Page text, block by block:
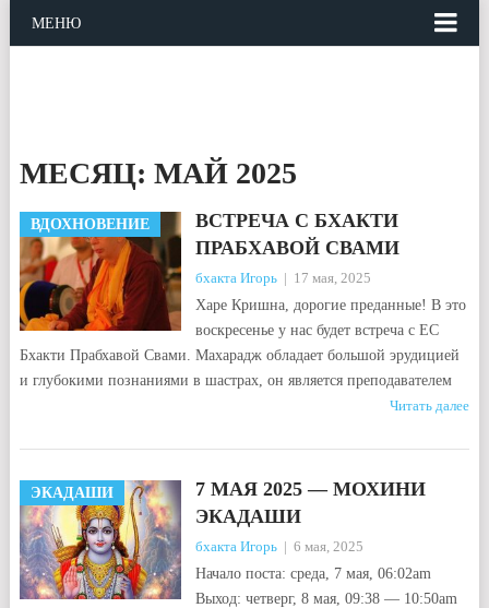
МЕНЮ
МЕСЯЦ: МАЙ 2025
ВДОХНОВЕНИЕ
ВСТРЕЧА С БХАКТИ
ПРАБХАВОЙ СВАМИ
бхакта Игорь | 17 мая, 2025
Харе Кришна, дорогие преданные! В это
воскресенье у нас будет встреча с ЕС
Бхакти Прабхавой Свами. Махарадж обладает большой эрудицией
и глубокими познаниями в шастрах, он является преподавателем
Читать далее
ЭКАДАШИ
7 МАЯ 2025 — МОХИНИ
ЭКАДАШИ
бхакта Игорь | 6 мая, 2025
Начало поста: среда, 7 мая, 06:02am
Выход: четверг, 8 мая, 09:38 — 10:50am